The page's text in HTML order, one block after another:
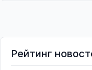
Рейтинг